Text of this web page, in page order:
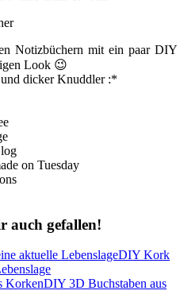
Notizbüchern mit ein paar DIY
Look 😉
dicker Knuddler :*
on Tuesday
auch gefallen!
DIY Kork
DIY 3D Buchstaben aus